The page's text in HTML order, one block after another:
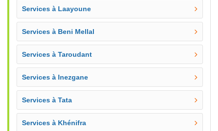
Services à Laayoune
Services à Beni Mellal
Services à Taroudant
Services à Inezgane
Services à Tata
Services à Khénifra